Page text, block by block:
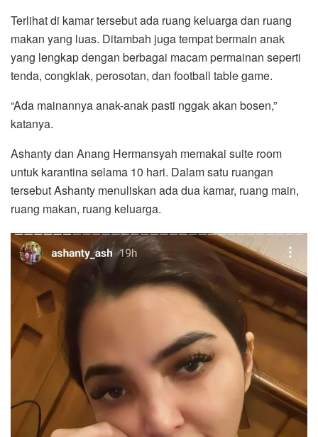
Terlihat di kamar tersebut ada ruang keluarga dan ruang
makan yang luas. Ditambah juga tempat bermain anak
yang lengkap dengan berbagai macam permainan seperti
tenda, congklak, perosotan, dan football table game.
“Ada mainannya anak-anak pasti nggak akan bosen,”
katanya.
Ashanty dan Anang Hermansyah memakai suite room
untuk karantina selama 10 hari. Dalam satu ruangan
tersebut Ashanty menuliskan ada dua kamar, ruang main,
ruang makan, ruang keluarga.